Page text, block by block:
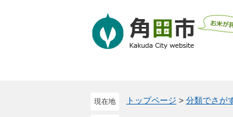
現在地 トップページ > 分類でさが